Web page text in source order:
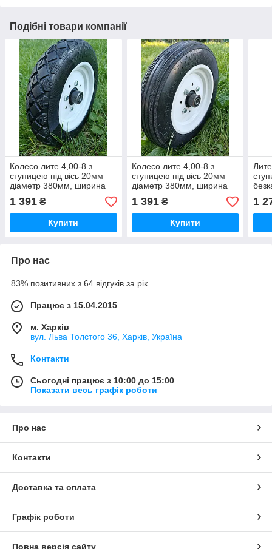
Подібні товари компанії
Колесо лите 4,00-8 з
ступицею під вісь 20мм
діаметр 380мм, ширина
75мм, без повітряне,
безкамерне гусматик
1 391 ₴
Купити
Колесо лите 4,00-8 з
ступицею під вісь 20мм
діаметр 380мм, ширина
75мм, без повітряне,
безкамерне гусматик
1 391₴
Купити
1
Про нас
83% позитивних з 64 відгуків за рік
Працює з 15.04.2015
м. Харків
вул. Льва Толстого 36, Харків, Україна
Контакти
Сьогодні працює з 10:00 до 15:00
Показати весь графік роботи
Про нас
Контакти
Доставка та оплата
Графік роботи
Повна версія сайту